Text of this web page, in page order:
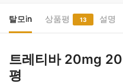
200
정
량
탈모in 상품평 13 설명
트레티바 20mg
평